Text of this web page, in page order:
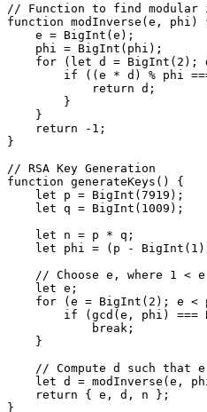
// Function to find modular
function modInverse(e, phi)
    e = BigInt(e);
    phi = BigInt(phi);
for (let d = BigInt(2);
if ((e * d) % phi
            return d;
        }
    }
    return -1;
}
// RSA Key Generation
function generateKeys() {
    let p = BigInt(7919);
    let q = BigInt(1009);
    let n = p * q;
let phi = (p -
// Choose e, where 1 <
    let e;
for (e = BigInt(2); e <
if (gcd(e, phi) ===
            break;
    }
// Compute d such that
let d = modInverse(e,
    return { e, d, n };
}